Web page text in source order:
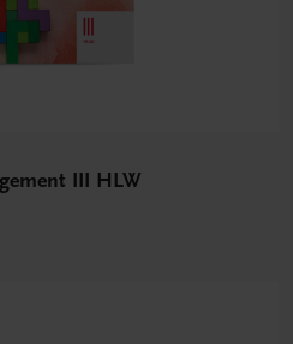
III HLW